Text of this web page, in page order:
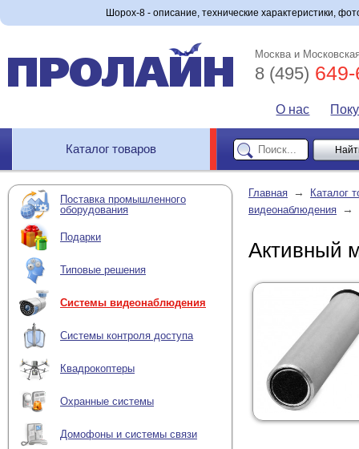
Шорох-8 - описание, технические характеристики,
Москва и
8 (495)
О нас
Каталог товаров
Поставка промышленного
оборудования
Подарки
Типовые решения
Системы видеонаблюдения
Системы контроля доступа
Квадрокоптеры
Охранные системы
Домофоны и системы связи
Главная →
Каталог
видеонаблюдения →
Активный